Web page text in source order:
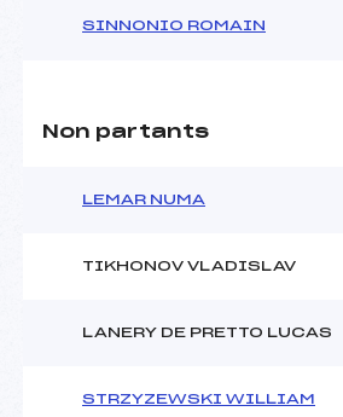
SINNONIO ROMAIN
Non partants
LEMAR NUMA
TIKHONOV VLADISLAV
LANERY DE PRETTO LUCAS
STRZYZEWSKI WILLIAM